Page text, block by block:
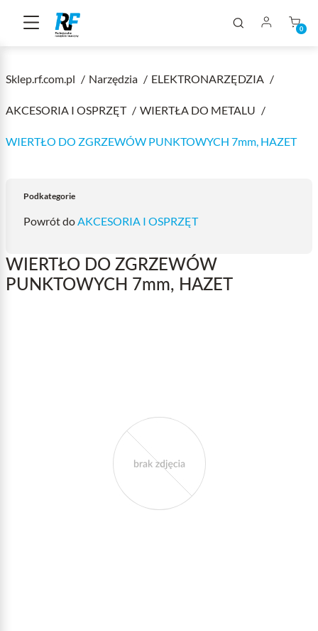
0
Sklep.rf.com.pl Narzędzia ELEKTRONARZĘDZIA
AKCESORIA I OSPRZĘT WIERTŁA DO METALU
WIERTŁO DO ZGRZEWÓW PUNKTOWYCH 7mm, HAZET
Podkategorie
Powrót doAKCESORIA I OSPRZĘT
WIERTŁO DO ZGRZEWÓW
PUNKTOWYCH 7mm, HAZET